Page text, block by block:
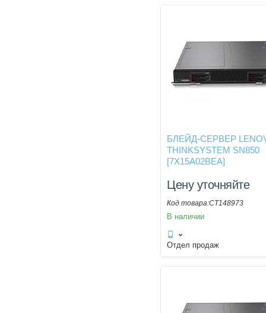
БЛЕЙД-СЕРВЕР
THINKSYSTEM SN850
[7X15A02BEA]
Цену уточняйте
CT148973
В наличии
Отдел продаж